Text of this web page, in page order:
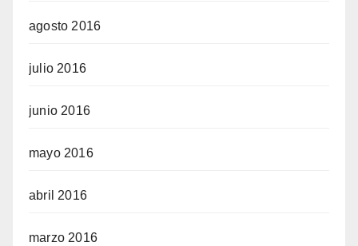
agosto 2016
julio 2016
junio 2016
mayo 2016
abril 2016
marzo 2016